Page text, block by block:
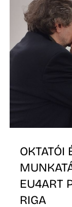
OKTATÓI
EU4ART
RIGA